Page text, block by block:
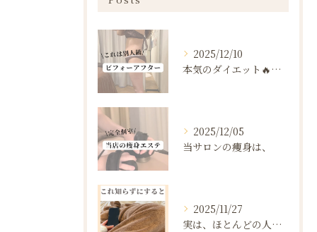
2025/12/10
本気のダイエット🔥🔥🔥
2025/12/05
当サロンの痩身は、
2025/11/27
実は、ほとんどの人は“ダイエットを始める前の段階”で失敗が確...